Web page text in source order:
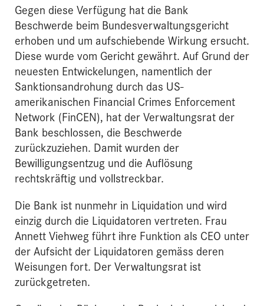
Gegen diese Verfügung hat die Bank
Beschwerde beim Bundesverwaltungsgericht
erhoben und um aufschiebende Wirkung ersucht.
Diese wurde vom Gericht gewährt. Auf Grund der
neuesten Entwickelungen, namentlich der
Sanktionsandrohung durch das US-
amerikanischen Financial Crimes Enforcement
Network (FinCEN), hat der Verwaltungsrat der
Bank beschlossen, die Beschwerde
zurückzuziehen. Damit wurden der
Bewilligungsentzug und die Auflösung
rechtskräftig und vollstreckbar.
Die Bank ist nunmehr in Liquidation und wird
einzig durch die Liquidatoren vertreten. Frau
Annett Viehweg führt ihre Funktion als CEO unter
der Aufsicht der Liquidatoren gemäss deren
Weisungen fort. Der Verwaltungsrat ist
zurückgetreten.